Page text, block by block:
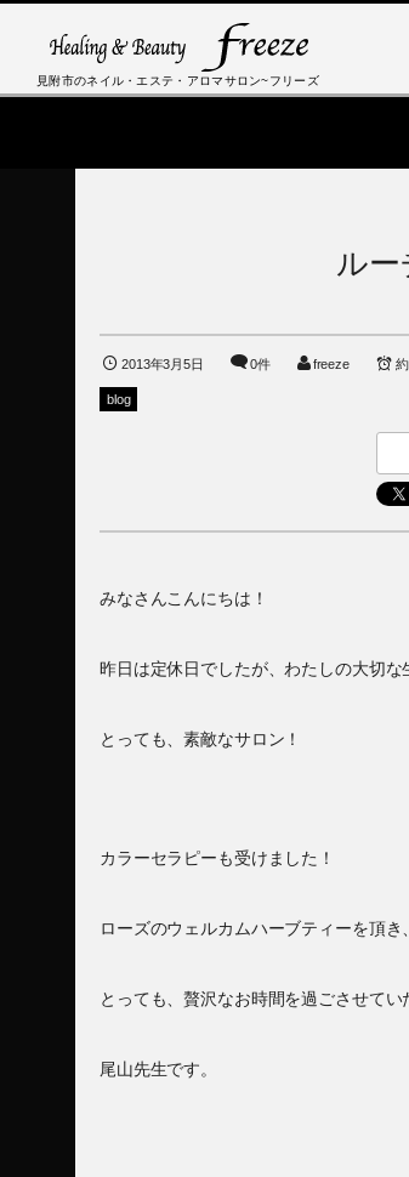
見附市のネイル・エステ・アロマサロン~フリーズ
ル
2013年3月5日 0件 freeze
blog
みなさんこんにちは！
昨日は定休日でしたが、わたしの大切
とっても、素敵なサロン！
カラーセラピーも受けました！
ローズのウェルカムハーブティーを頂き
とっても、贅沢なお時間を過ごさせてい
尾山先生です。